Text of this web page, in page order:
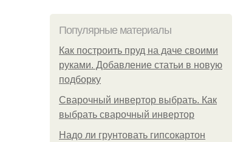
Популярные материалы
Как построить пруд на даче своими
руками. Добавление статьи в новую
подборку
Сварочный инвертор выбрать. Как
выбрать сварочный инвертор
Надо ли грунтовать гипсокартон